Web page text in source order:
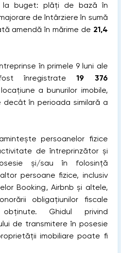
la buget: plăți de bază în
de întârziere în sumă
amendă în mărime de 21,4
în primele 9 luni ale
înregistrate 19 376
a bunurilor imobile,
decât în perioada similară a
persoanelor fizice
de întreprinzător și
și/sau în folosință
persoane fizice, inclusiv
Booking, Airbnb și altele,
obligațiunilor fiscale
Ghidul privind
de transmitere în posesie
imobiliare poate fi